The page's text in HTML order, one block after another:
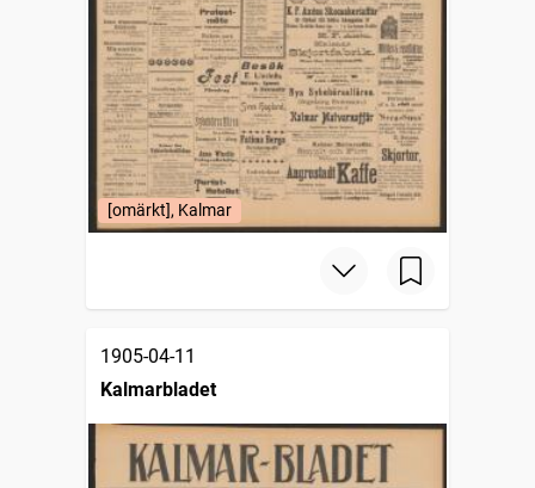
[omärkt], Kalmar
1905-04-11
Kalmarbladet